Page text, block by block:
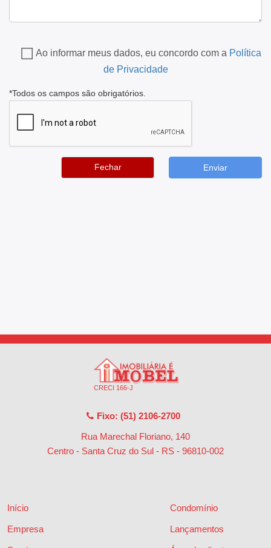
Ao informar meus dados, eu concordo com a Política
de Privacidade
*Todos os campos são obrigatórios.
Fechar
CRECI 166-J
Fixo: (51) 2106-2700
Rua Marechal Floriano, 140
Centro - Santa Cruz do Sul - RS - 96810-002
Início
Empresa
Condomínio
Lançamentos